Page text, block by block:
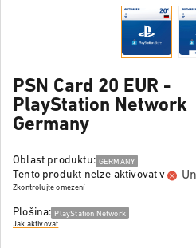
PSN Card 20 EUR -
PlayStation Network
Germany
Oblast produktu: GERMANY
Tento produkt nelze aktivovat v
Zkontrolujte omezení
Plošina: PlayStation Network
Jak aktivovat